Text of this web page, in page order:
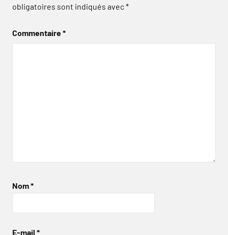
obligatoires sont indiqués avec*
Commentaire*
Nom*
E-mail *